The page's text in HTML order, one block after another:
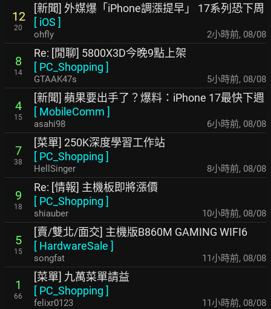
12
20
[新聞] 外媒爆「iPhone調漲提早」 17系列恐下周
[ iOS ]
ohfly 2小時前, 08/08
8
14
Re: [閒聊] 5800X3D今晚9點上架
[ PC_Shopping ]
GTAAK47s 5小時前, 08/08
4
15
[新聞] 蘋果要出手了？爆料：iPhone 17最快下週
[ MobileComm ]
asahi98 6小時前, 08/08
7
38
[菜單] 250K深度學習工作站
[ PC_Shopping ]
HellSinger 8小時前, 08/08
9
18
Re: [情報] 主機板即將漲價
[ PC_Shopping ]
shiauber 10小時前, 08/08
5
15
[賣/雙北/面交] 主機版B860M GAMING WIFI6
[ HardwareSale ]
songfat 11小時前, 08/08
1
66
[菜單] 九萬菜單請益
[ PC_Shopping ]
felixr0123 11小時前, 08/08